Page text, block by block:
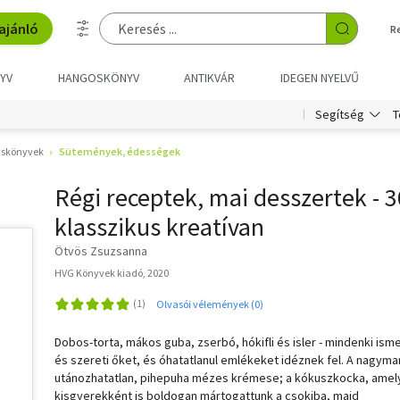
HANGOSKÖNYV ANTIKVÁR IDEGEN NYELVŰ
Segítség
Sütemények, édességek
Régi receptek, mai desszertek -
klasszikus kreatívan
Ötvös Zsuzsanna
HVG Könyvek kiadó, 2020
Olvasói vélemények (0)
Dobos-torta, mákos guba, zserbó, hókifli és isler - mindenki
és szereti őket, és óhatatlanul emlékeket idéznek fel. A
utánozhatatlan, pihepuha mézes krémese; a kókuszkocka,
kisgyerekként is boldogan mártogattunk a csokiba, majd